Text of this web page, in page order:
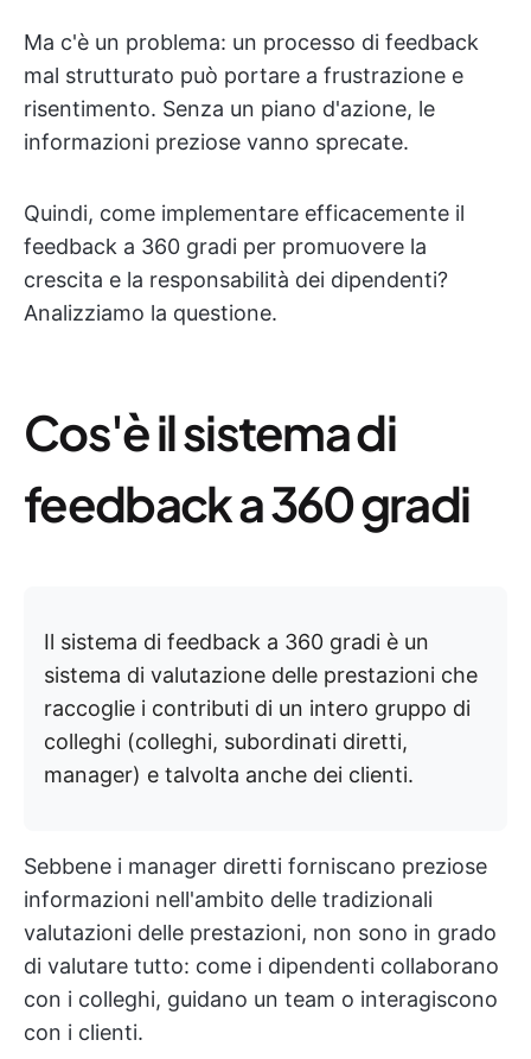
Ma c'è un problema: un processo di feedback
mal strutturato può portare a frustrazione e
risentimento. Senza un piano d'azione, le
informazioni preziose vanno sprecate.
Quindi, come implementare efficacemente il
feedback a 360 gradi per promuovere la
crescita e la responsabilità dei dipendenti?
Analizziamo la questione.
Cos'è il sistema di
feedback a 360 gradi
Il sistema di feedback a 360 gradi è un
sistema di valutazione delle prestazioni che
raccoglie i contributi di un intero gruppo di
colleghi (colleghi, subordinati diretti,
manager) e talvolta anche dei clienti.
Sebbene i manager diretti forniscano preziose
informazioni nell'ambito delle tradizionali
valutazioni delle prestazioni, non sono in grado
di valutare tutto: come i dipendenti collaborano
con i colleghi, guidano un team o interagiscono
con i clienti.